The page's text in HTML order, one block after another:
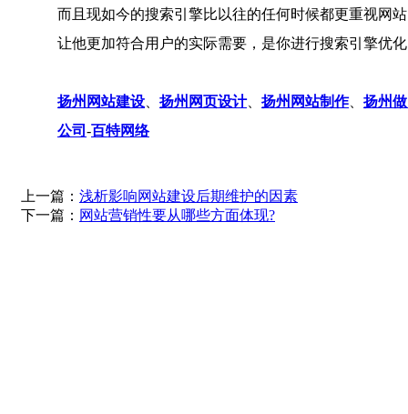
而且现如今的搜索引擎比以往的任何时候都更重视网
让他更加符合用户的实际需要，是你进行搜索引擎优
扬州网站建设 扬州网页设计、 扬州网站制作、 扬州
公司 -百特网络
上一篇： 浅析影响网站建设后期维护的因素
下一篇： 网站营销性要从哪些方面体现?